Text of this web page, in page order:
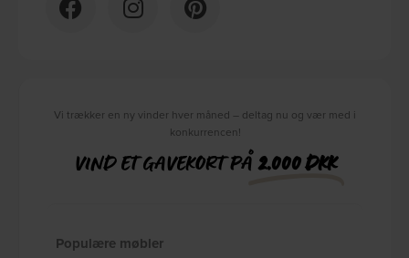
Vi trækker en ny vinder hver måned – deltag nu og vær med i
konkurrencen!
VIND ET GAVEKORT PÅ2.000 DKK
Populære møbler